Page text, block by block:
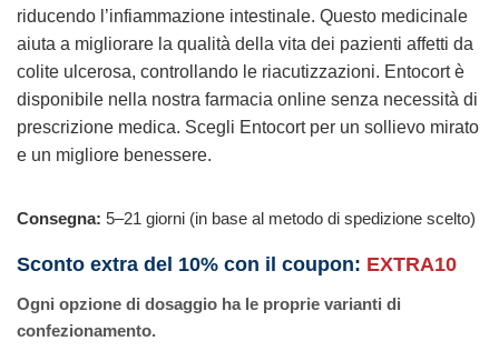
riducendo l’infiammazione intestinale. Questo medicinale
aiuta a migliorare la qualità della vita dei pazienti affetti da
colite ulcerosa, controllando le riacutizzazioni. Entocort è
disponibile nella nostra farmacia online senza necessità di
prescrizione medica. Scegli Entocort per un sollievo mirato
e un migliore benessere.
Consegna: 5–21 giorni (in base al metodo di spedizione scelto)
Sconto extra del 10% con il coupon: EXTRA10
Ogni opzione di dosaggio ha le proprie varianti di
confezionamento.